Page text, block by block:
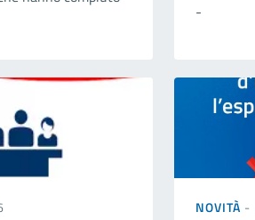
-
NOVITÀ -